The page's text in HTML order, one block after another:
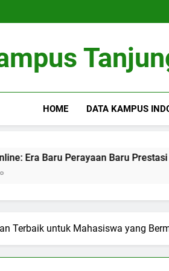
Peran
Peran
HOME DATA KAMPUS
Perayaan Baru Prestasi Akademik
Terbaik untuk Mahasiswa yang